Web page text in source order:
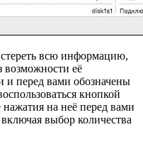
всю информацию,
её
и перед вами обозначены
кнопкой
на неё перед вами
выбор количества